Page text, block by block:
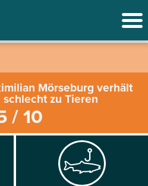
Mörseburg verhält
schlecht zu Tieren
/ 10